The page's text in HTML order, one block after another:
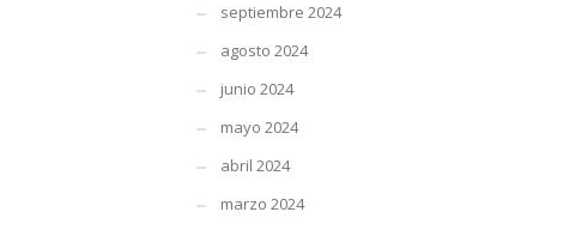
septiembre 2024
agosto 2024
junio 2024
mayo 2024
abril 2024
marzo 2024